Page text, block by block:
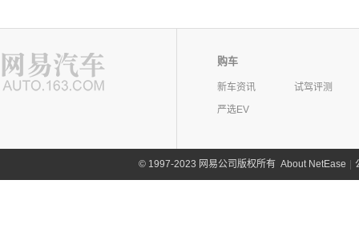
购车
新车资讯
试驾评测
严选EV
©1997-2023 网易公司版权所有 About NetEase